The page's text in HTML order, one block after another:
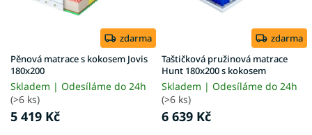
u
k
t
ů
zdarma
Pěnová matrace s kokosem Jovis
180x200
Skladem | Odesíláme do 24h
(>6 ks)
5 419 Kč
zdarma
Taštičková pružinová matrace
Hunt 180x200 s kokosem
Skladem | Odesíláme do 24h
(>6 ks)
6 639 Kč